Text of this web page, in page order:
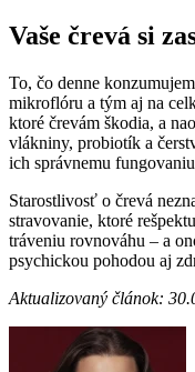
Vaše črevá si
To, čo denne
mikroflóru a tým aj na
ktoré črevám škodia, a
vlákniny, probiotík a
ich správnemu
Starostlivosť o črevá
stravovanie, ktoré
tráveniu rovnováhu – a
psychickou pohodou aj
Aktualizovaný článok: